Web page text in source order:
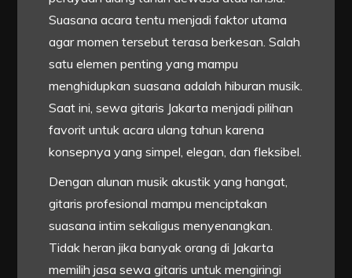
Suasana acara tentu menjadi faktor utama
agar momen tersebut terasa berkesan. Salah
satu elemen penting yang mampu
menghidupkan suasana adalah hiburan musik.
Saat ini, sewa gitaris Jakarta menjadi pilihan
favorit untuk acara ulang tahun karena
konsepnya yang simpel, elegan, dan fleksibel.
Dengan alunan musik akustik yang hangat,
gitaris profesional mampu menciptakan
suasana intim sekaligus menyenangkan.
Tidak heran jika banyak orang di Jakarta
memilih jasa sewa gitaris untuk mengiringi